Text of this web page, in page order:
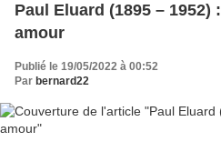
Paul Eluard (1895 –
amour
Publié le 19/05/2022 à 00:52
Par bernard22